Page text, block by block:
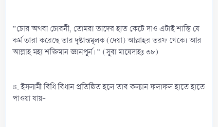
”চোর অথবা চোরনী, তোমরা তাদের হাত কেটে দাও এটাই শাস্তি যে
কর্ম তারা করেছে তার দৃষ্টান্তমূলক (দেয়া) আল্লাহর তরফ থেকে। আর
আল্লাহ মহা শক্তিমান জ্ঞানপূর্ন। ” (সূরা মায়েদাহঃ ৩৮)
৪. ইসলামী বিধি বিধান প্রতিষ্ঠিত হলে তার কল্যান ফলাফল হাতে হাতে
পাওয়া যায়-